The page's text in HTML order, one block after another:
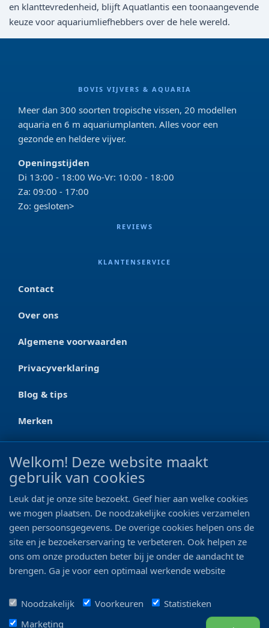
en klanttevredenheid, blijft Aquatlantis een toonaangevende
keuze voor aquariumliefhebbers over de hele wereld.
BOVIS VIJVERS & AQUARIA
Meer dan 300 soorten tropische vissen, 20 modellen
aquaria en 6 m aquariumplanten. Alles voor een
gezonde en heldere vijver.
Openingstijden
Di 13:00 - 18:00 Wo-Vr: 10:00 - 18:00
Za: 09:00 - 17:00
Zo: gesloten>
REVIEWS
KLANTENSERVICE
Contact
Over ons
Algemene voorwaarden
Privacyverklaring
Blog & tips
Merken
CONTACT
Ootmarsumseweg 125a
0546 - 622 990
06 - 11 19 81 42
info@bo-vis.nl
Welkom! Deze website maakt
gebruik van cookies
Leuk dat je onze site bezoekt. Geef hier aan welke cookies
we mogen plaatsen. De noodzakelijke cookies verzamelen
geen persoonsgegevens. De overige cookies helpen ons de
site en je bezoekerservaring te verbeteren. Ook helpen ze
ons om onze producten beter bij je onder de aandacht te
brengen. Ga je voor een optimaal werkende website
Noodzakelijk
Voorkeuren
Statistieken
Marketing